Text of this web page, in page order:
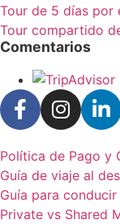
Tour de 5 días por
Tour compartido
Comentarios
Política de Pago y
Guía de viaje al
Guía para
Private vs Shared